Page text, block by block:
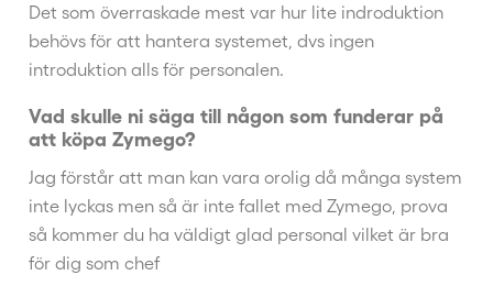
Det som överraskade mest var hur lite indroduktion
behövs för att hantera systemet, dvs ingen
introduktion alls för personalen.
Vad skulle ni säga till någon som funderar på
att köpa Zymego?
Jag förstår att man kan vara orolig då många system
inte lyckas men så är inte fallet med Zymego, prova
så kommer du ha väldigt glad personal vilket är bra
för dig som chef